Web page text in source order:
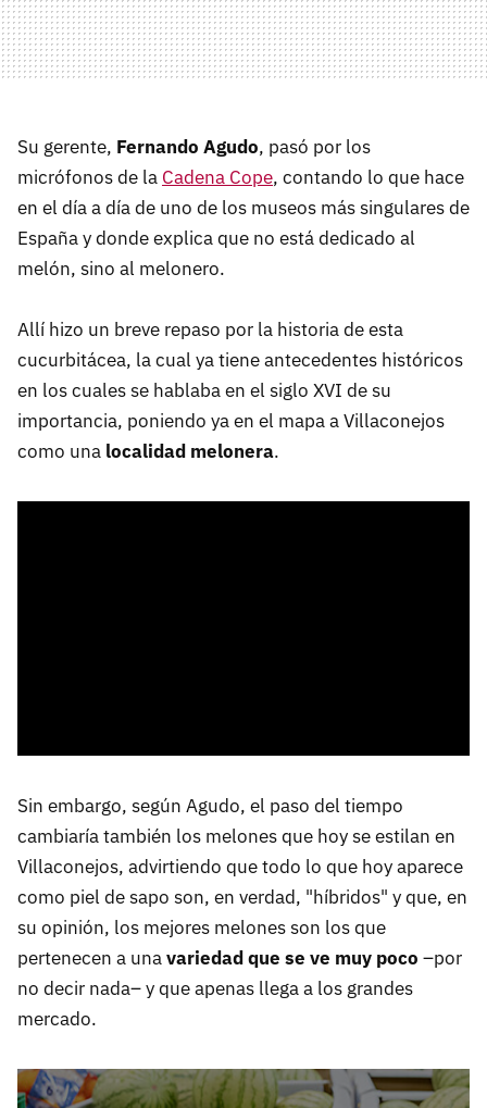
Su gerente, Fernando Agudo, pasó por los
micrófonos de la Cadena Cope, contando lo que hace
en el día a día de uno de los museos más singulares de
España y donde explica que no está dedicado al
melón, sino al melonero.
Allí hizo un breve repaso por la historia de esta
cucurbitácea, la cual ya tiene antecedentes históricos
en los cuales se hablaba en el siglo XVI de su
importancia, poniendo ya en el mapa a Villaconejos
como una localidad melonera.
Sin embargo, según Agudo, el paso del tiempo
cambiaría también los melones que hoy se estilan en
Villaconejos, advirtiendo que todo lo que hoy aparece
como piel de sapo son, en verdad, "híbridos" y que, en
su opinión, los mejores melones son los que
pertenecen a unavariedad que se ve muy poco –por
no decir nada– y que apenas llega a los grandes
mercado.